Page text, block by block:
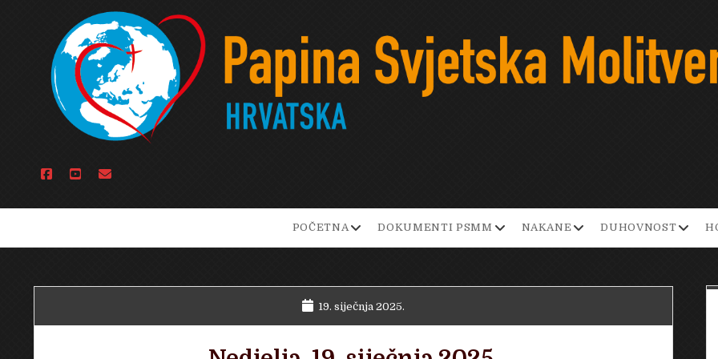
facebook
youtubeemail
POČETNAopen
menu
DOKUMENTI PSMM open
menu
NAKANE open
menu
DUHOVNOST open
menu
19. siječnja 2025.